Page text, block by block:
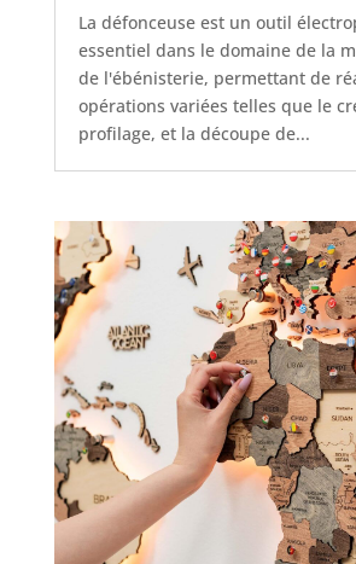
La défonceuse est un outil
essentiel dans le domaine de la
de l'ébénisterie, permettant de
opérations variées telles que le
profilage, et la découpe de...